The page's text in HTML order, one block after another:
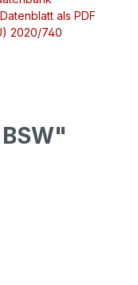
als PDF
2020/740